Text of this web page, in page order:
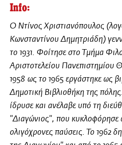
Info:
Ο Ντίνος Χριστιανόπουλος
Κωνσταντίνου Δημητριάδη)
το 1931. Φοίτησε στο Τμήμα
Αριστοτελείου Πανεπιστημίου
1958 ως το 1965 εργάστηκε ως
Δημοτική Βιβλιοθήκη της
ίδρυσε και ανέλαβε υπό τη
"Διαγώνιος", που κυκλοφόρησε
ολιγόχρονες παύσεις. Το 1962